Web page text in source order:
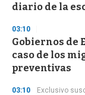
diario de la
03:10
Gobiernos de
caso de los
preventivas
03:10 Exclusivo